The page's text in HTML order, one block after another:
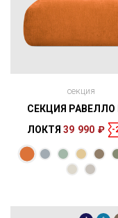
Размеры
128 × 84 × 115
165 ×
секция
СЕКЦИЯ РАВЕЛЛО
ЛОКТЯ 39 990 ₽ -